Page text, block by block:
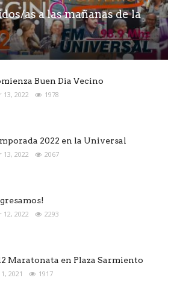
as a las mañanas de la
Buen Dìa Vecino
13, 2022 1978
2022 en la Universal
13, 2022 2067
12, 2022 2293
Maratonata en Plaza Sarmiento
2021 1917